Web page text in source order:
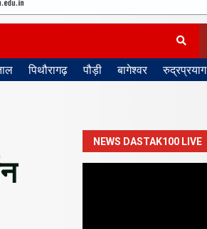
पिथौरागढ़ पौड़ी बागेश्वर रुद्रप्रयाग
NEWS DASTAK100 LIVE